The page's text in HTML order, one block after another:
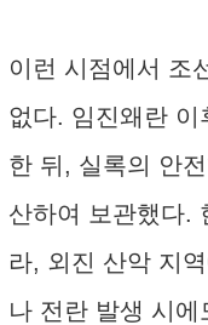
이런 시점에서 조
없다. 임진왜란 이
한 뒤, 실록의 안
산하여 보관했다.
라, 외진 산악 지
나 전란 발생 시